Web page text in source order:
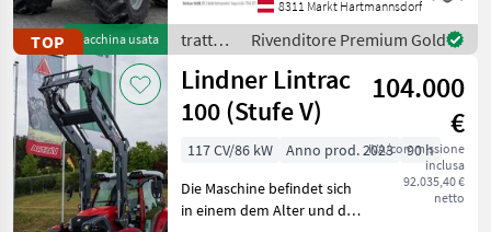
Marketplace
Offerte dei
rivenditori
Annunci
TOP Macchina usata
telefonischer Vereinbarung
gerne vor Ort besichtigt
und geprüft we
8311 Markt Hartmannsdorf
trattori
/ Deutz
Fahr
Rivenditore Premium Gold
Lindner Lintrac
100 (Stufe V)
104.000
€
IVA/commissione
inclusa
92.035,40 €
netto
117 CV/86 kW Anno prod. 2023
90 h
Die Maschine befindet sich
in einem dem Alter und der